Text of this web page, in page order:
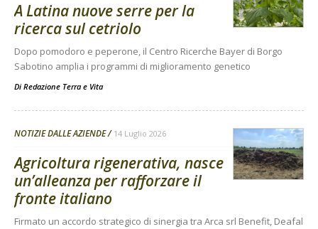
A Latina nuove serre per la
ricerca sul cetriolo
Dopo pomodoro e peperone, il Centro Ricerche Bayer di Borgo
Sabotino amplia i programmi di miglioramento genetico
Di Redazione Terra e Vita
NOTIZIE DALLE AZIENDE 14 Luglio 2026
Agricoltura rigenerativa, nasce
un’alleanza per rafforzare il
fronte italiano
Firmato un accordo strategico di sinergia tra Arca srl Benefit, Deafal